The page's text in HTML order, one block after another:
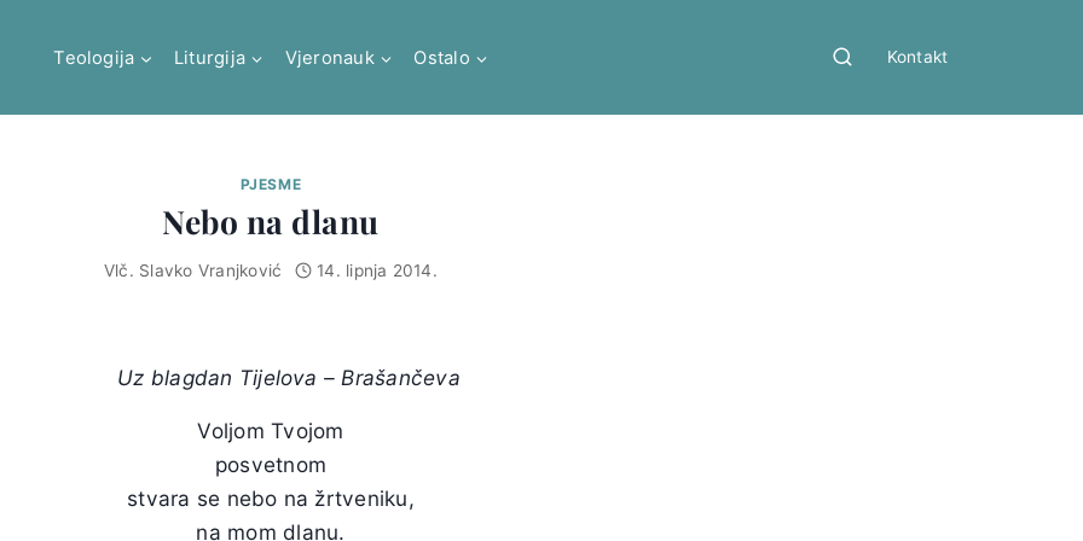
Teologija Liturgija Vjeronauk Ostalo Kontakt
PJESME
Nebo na dlanu
Vlč. Slavko Vranjković 14. lipnja 2014.
Uz blagdan Tijelova – Brašančeva
Voljom Tvojom
posvetnom
stvara se nebo na žrtveniku,
na mom dlanu.